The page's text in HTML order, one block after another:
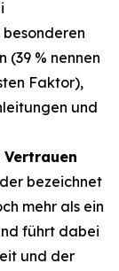
% nennen
Faktor),
und
bezeichnet
mehr als ein
führt dabei
und der